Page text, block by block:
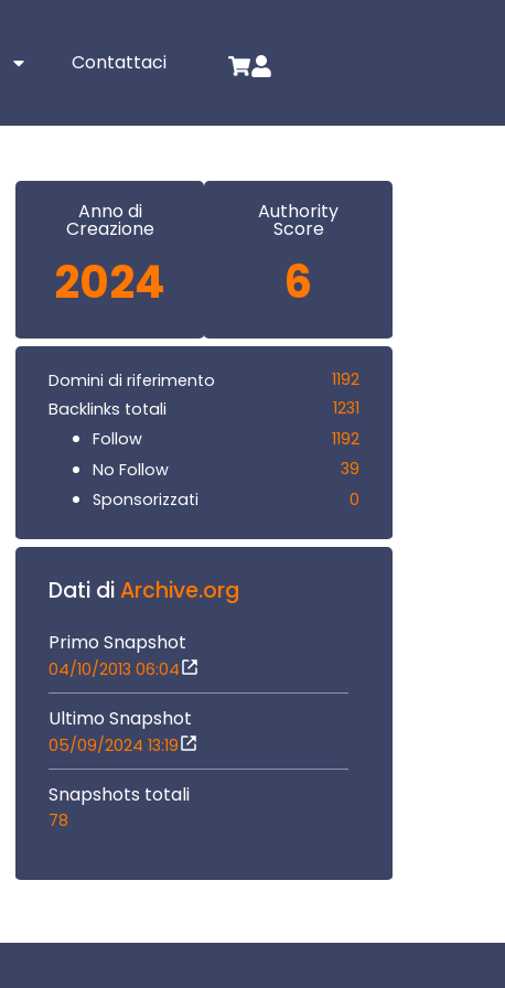
Contattaci
Anno di
Creazione
2024
Authority
Score
6
Domini di riferimento
1192
Backlinks totali
1231
Follow
1192
No Follow
39
Sponsorizzati
0
Dati diArchive.org
Primo Snapshot
04/10/2013 06:04
Ultimo Snapshot
05/09/2024 13:19
Snapshots totali
78